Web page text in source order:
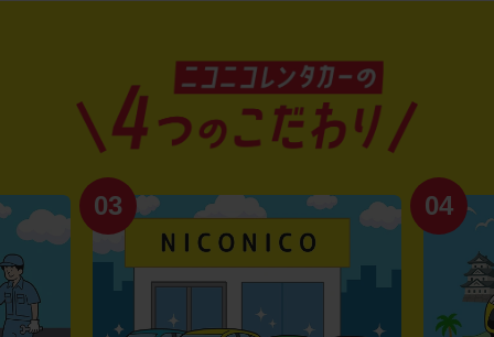
03 04